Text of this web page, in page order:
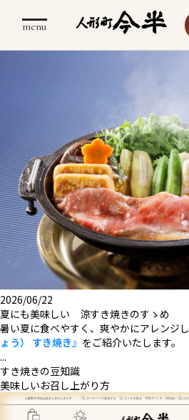
menu
2026/06/22
夏にも美味しい 涼すき焼きのすゝめ
暑い夏に食べやすく、爽やかにアレンジ
ょう） すき焼き』 をご紹介いたします。
...
すき焼きの豆知識
美味しいお召し上がり方